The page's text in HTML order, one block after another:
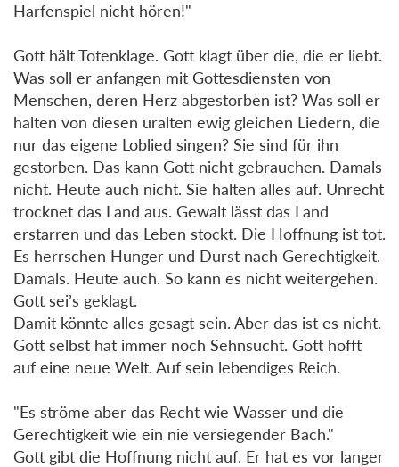
Harfenspiel nicht hören!"
Gott hält Totenklage. Gott klagt über die, die er liebt.
Was soll er anfangen mit Gottesdiensten von
Menschen, deren Herz abgestorben ist? Was soll er
halten von diesen uralten ewig gleichen Liedern, die
nur das eigene Loblied singen? Sie sind für ihn
gestorben. Das kann Gott nicht gebrauchen. Damals
nicht. Heute auch nicht. Sie halten alles auf. Unrecht
trocknet das Land aus. Gewalt lässt das Land
erstarren und das Leben stockt. Die Hoffnung ist tot.
Es herrschen Hunger und Durst nach Gerechtigkeit.
Damals. Heute auch. So kann es nicht weitergehen.
Gott sei’s geklagt.
Damit könnte alles gesagt sein. Aber das ist es nicht.
Gott selbst hat immer noch Sehnsucht. Gott hofft
auf eine neue Welt. Auf sein lebendiges Reich.
"Es ströme aber das Recht wie Wasser und die
Gerechtigkeit wie ein nie versiegender Bach."
Gott gibt die Hoffnung nicht auf. Er hat es vor langer